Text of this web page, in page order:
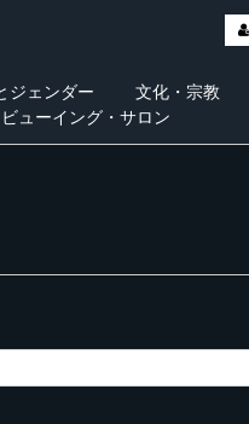
ジェンダー 文化・宗教
ビューイング・サロン